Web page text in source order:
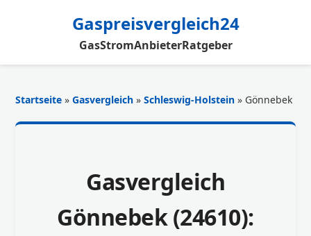
Gaspreisvergleich24
GasStromAnbieterRatgeber
Startseite »Gasvergleich »Schleswig-Holstein » Gönnebek
Gasvergleich
Gönnebek (24610):